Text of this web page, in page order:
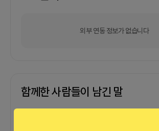
외부 연동 정보가 없습니다
함께한 사람들이 남긴 말